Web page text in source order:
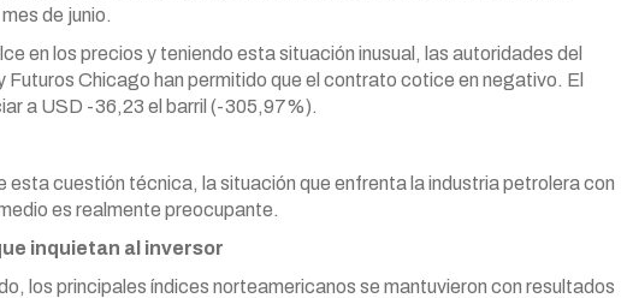
de junio.
en los precios y teniendo esta situación inusual, las autoridades del
Futuros Chicago han permitido que el contrato cotice en negativo. El
a USD -36,23 el barril (-305,97%).
esta cuestión técnica, la situación que enfrenta la industria petrolera con
es realmente preocupante.
inquietan al inversor
los principales índices norteamericanos se mantuvieron con resultados